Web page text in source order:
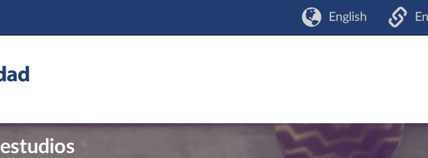
English
estudios